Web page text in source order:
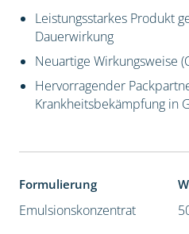
Leistungsstarkes Produkt
Dauerwirkung
Neuartige Wirkungsweise
Hervorragender
Krankheitsbekämpfung in
Formulierung
Emulsionskonzentrat